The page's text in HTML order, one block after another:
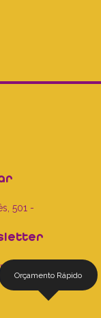
501 -
Orçamento Rápido